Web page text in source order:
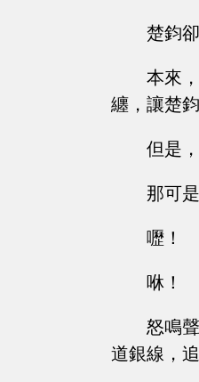
楚鈞
本來
纏，讓楚
但是
那可
嚦！
咻！
怒鳴
道銀線，